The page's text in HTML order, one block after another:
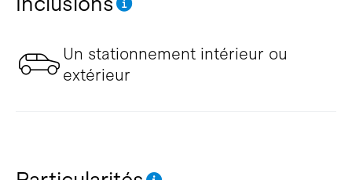
Un stationnement intérieur ou
extérieur